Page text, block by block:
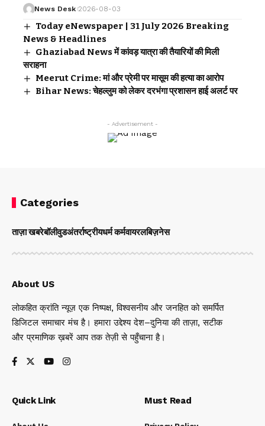
News Desk 2026-08-03
Today eNewspaper | 31 July 2026 Breaking
News & Headlines
Ghaziabad News में कांवड़ यात्रा की तैयारियों की मिली
सराहना
Meerut Crime: मां और प्रेमी पर मासूम की हत्या का आरोप
Bihar News: चेहल्लुम को लेकर दरभंगा प्रशासन हाई अलर्ट पर
- Advertisement -
Categories
ताज़ा खबरेबॉलीवुडअंतर्राष्ट्रीयधर्म कर्मवायरलबिज़नेस
About US
लोकहित क्रांति न्यूज़ एक निष्पक्ष, विश्वसनीय और जनहित को समर्पित
डिजिटल समाचार मंच है। हमारा उद्देश्य देश–दुनिया की ताज़ा, सटीक
और प्रमाणिक ख़बरें आप तक तेज़ी से पहुँचाना है।
Quick Link Must Read